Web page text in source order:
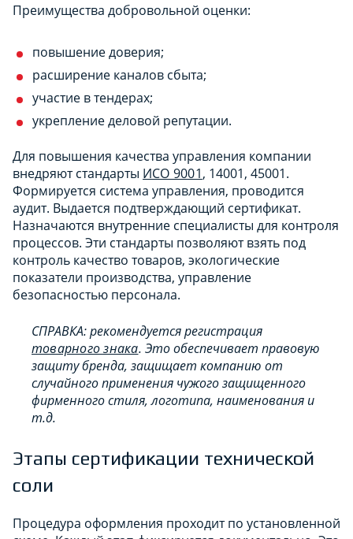
Преимущества добровольной оценки:
повышение доверия;
расширение каналов сбыта;
участие в тендерах;
укрепление деловой репутации.
Для повышения качества управления компании
внедряют стандарты ИСО 9001, 14001, 45001.
Формируется система управления, проводится
аудит. Выдается подтверждающий сертификат.
Назначаются внутренние специалисты для контроля
процессов. Эти стандарты позволяют взять под
контроль качество товаров, экологические
показатели производства, управление
безопасностью персонала.
СПРАВКА: рекомендуется регистрация
товарного знака. Это обеспечивает правовую
защиту бренда, защищает компанию от
случайного применения чужого защищенного
фирменного стиля, логотипа, наименования и
т.д.
Этапы сертификации технической
соли
Процедура оформления проходит по установленной